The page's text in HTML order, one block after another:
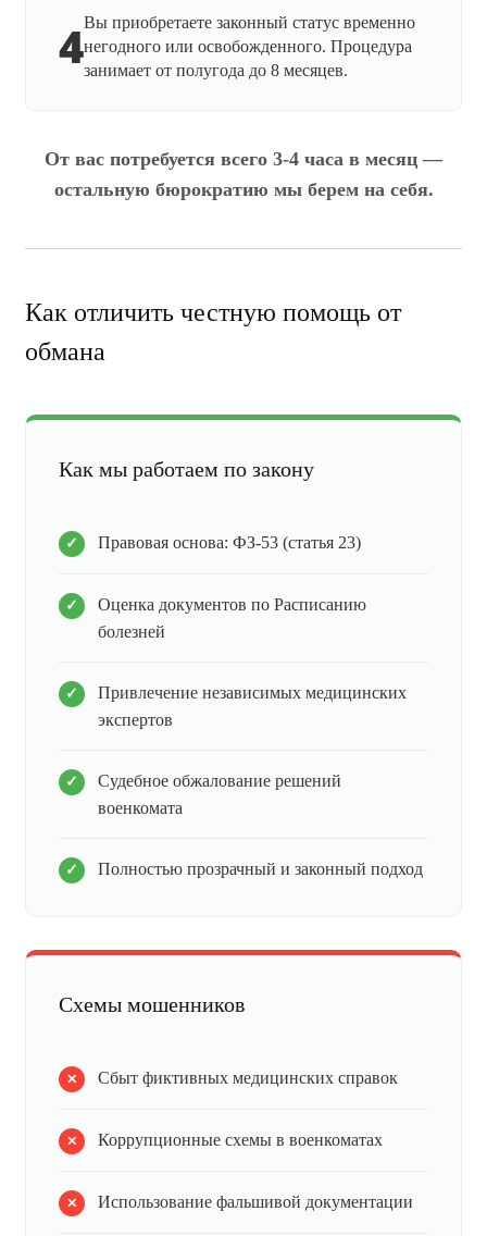
4Вы приобретаете законный статус временно
негодного или освобожденного. Процедура
занимает от полугода до 8 месяцев.
От вас потребуется всего 3-4 часа в месяц —
остальную бюрократию мы берем на себя.
Как отличить честную помощь от
обмана
Как мы работаем по закону
Правовая основа: ФЗ-53 (статья 23)
Оценка документов по Расписанию
болезней
Привлечение независимых медицинских
экспертов
Судебное обжалование решений
военкомата
Полностью прозрачный и законный подход
Схемы мошенников
Сбыт фиктивных медицинских справок
Коррупционные схемы в военкоматах
Использование фальшивой документации